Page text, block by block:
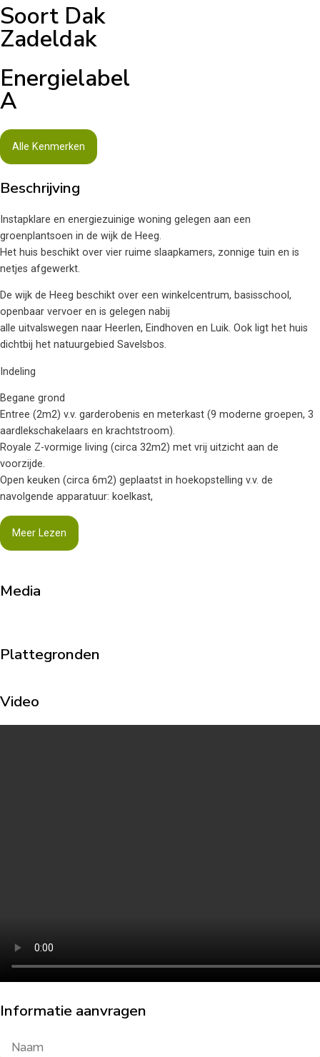
Soort Dak
Zadeldak
Energielabel
A
Alle Kenmerken
Beschrijving
Instapklare en energiezuinige woning gelegen aan een
groenplantsoen in de wijk de Heeg.
Het huis beschikt over vier ruime slaapkamers, zonnige tuin en is
netjes afgewerkt.
De wijk de Heeg beschikt over een winkelcentrum, basisschool,
openbaar vervoer en is gelegen nabij
alle uitvalswegen naar Heerlen, Eindhoven en Luik. Ook ligt het huis
dichtbij het natuurgebied Savelsbos.
Indeling
Begane grond
Entree (2m2) v.v. garderobenis en meterkast (9 moderne groepen, 3
aardlekschakelaars en krachtstroom).
Royale Z-vormige living (circa 32m2) met vrij uitzicht aan de
voorzijde.
Open keuken (circa 6m2) geplaatst in hoekopstelling v.v. de
navolgende apparatuur: koelkast,
Meer Lezen
Media
Plattegronden
Video
Informatie aanvragen